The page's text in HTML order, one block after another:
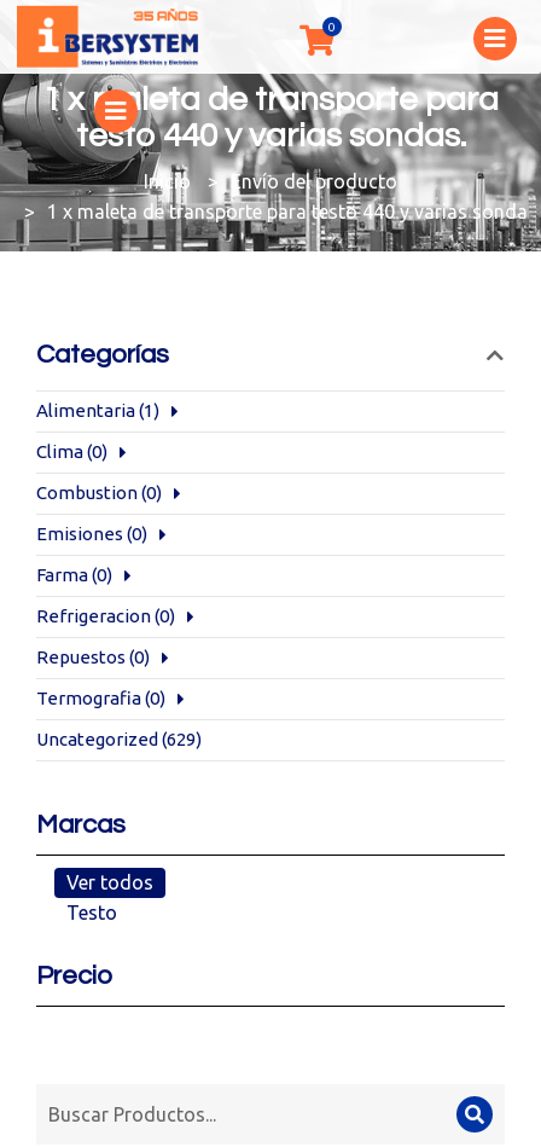
1 x maleta de transporte para
testo 440 y varias sondas.
You are here:
Envío del producto
1 x maleta de transporte para testo 440 y varias sondas.
Categorías
Alimentaria(1)
Clima(0)
Combustion(0)
Emisiones (0)
Farma(0)
Refrigeracion(0)
Repuestos (0)
Termografia(0)
Uncategorized (629)
Marcas
Ver todos
Testo
Precio